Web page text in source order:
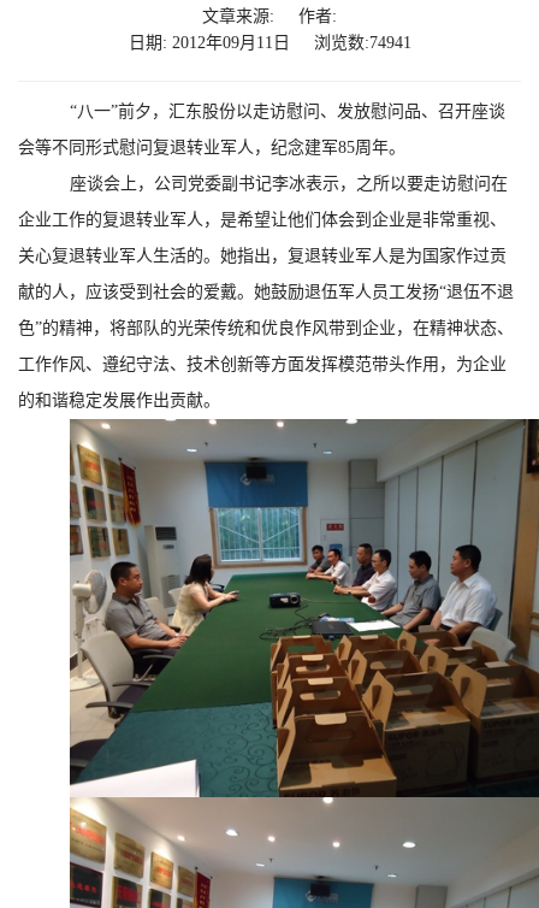
文章来源:
作者:
日期: 2012年09月11日
浏览数:74941
“八一”前夕，汇东股份以走访慰问、发放慰问品、召开座谈
会等不同形式慰问复退转业军人，纪念建军85周年。
座谈会上，公司党委副书记李冰表示，之所以要走访慰问在
企业工作的复退转业军人，是希望让他们体会到企业是非常重视、
关心复退转业军人生活的。她指出，复退转业军人是为国家作过贡
献的人，应该受到社会的爱戴。她鼓励退伍军人员工发扬“退伍不退
色”的精神，将部队的光荣传统和优良作风带到企业，在精神状态、
工作作风、遵纪守法、技术创新等方面发挥模范带头作用，为企业
的和谐稳定发展作出贡献。